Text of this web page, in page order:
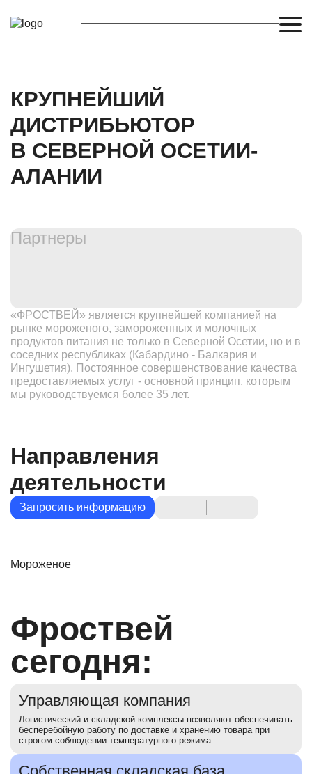
КРУПНЕЙШИЙ
ДИСТРИБЬЮТОР
В СЕВЕРНОЙ ОСЕТИИ-
АЛАНИИ
Партнеры
«ФРОСТВЕЙ» является крупнейшей компанией на
рынке мороженого, замороженных и молочных
продуктов питания не только в Северной Осетии, но и в
соседних республиках (Кабардино - Балкария и
Ингушетия). Постоянное совершенствование качества
предоставляемых услуг - основной принцип, которым
мы руководствуемся более 35 лет.
Направления
деятельности
Запросить информацию
Мороженое
Фроствей
сегодня:
Управляющая компания
Логистический и складской комплексы позволяют обеспечивать
бесперебойную работу по доставке и хранению товара при
строгом соблюдении температурного режима.